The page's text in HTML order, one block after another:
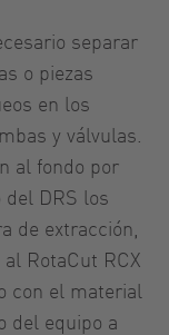
separar
o piezas
en los
y válvulas.
al fondo por
DRS los
de extracción,
RotaCut RCX
con el material
del equipo a